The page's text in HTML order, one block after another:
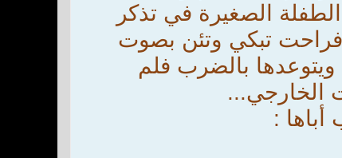
الطفلة الصغيرة في تذكر
فراحت تبكي وتئن بصوت
بالضرب فلم
الخارجي...
: